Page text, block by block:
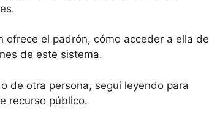
ofrece el padrón, cómo acceder a ella de
de este sistema.
de otra persona, seguí leyendo para
recurso público.